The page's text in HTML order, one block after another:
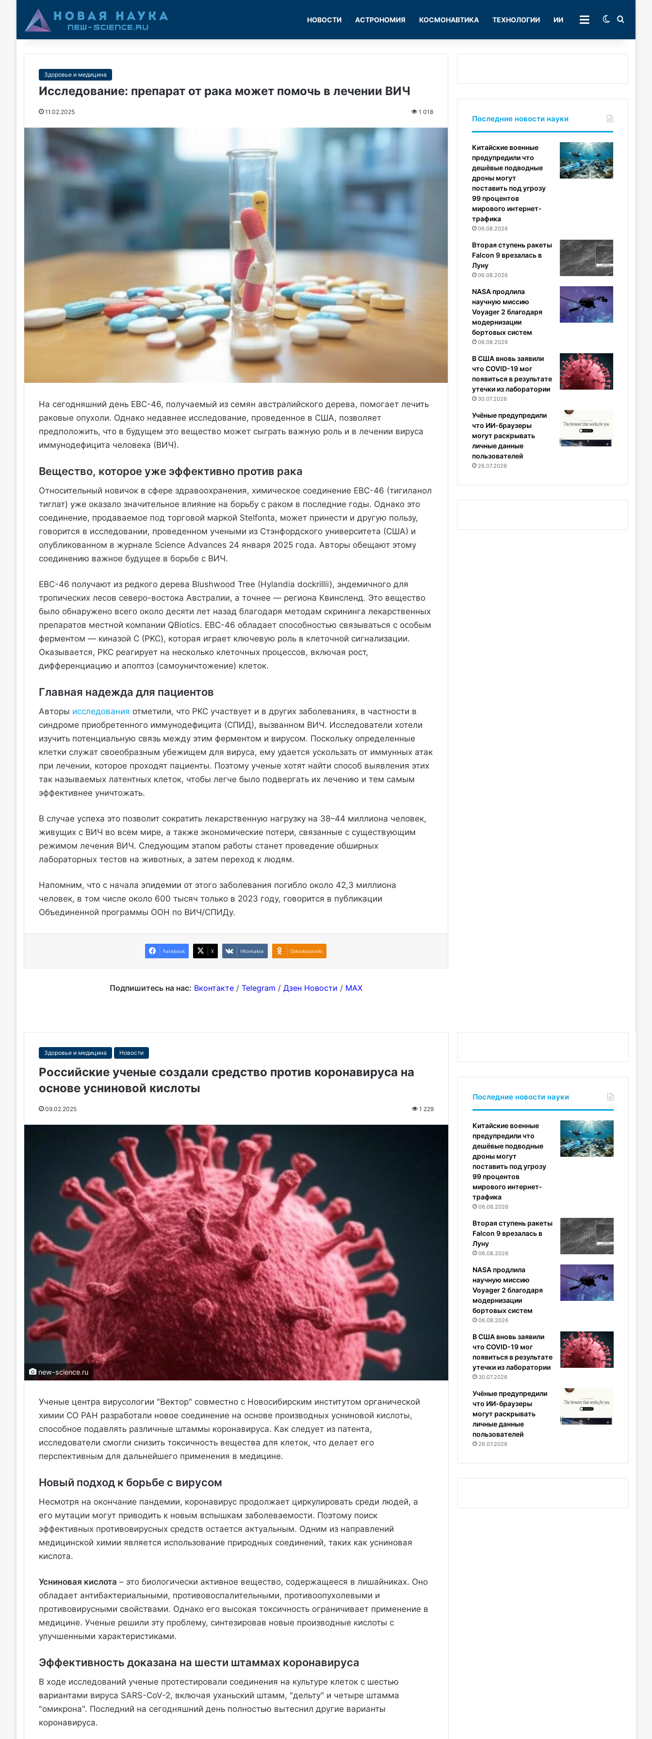
НОВОСТИ АСТРОНОМИЯ КОСМОНАВТИКА ТЕХНОЛОГИИ ИИ РУБРИКИSwitch skin
Здоровье и медицина
Исследование: препарат от рака может помочь в лечении ВИЧ
11.02.2025 1 018
На сегодняшний день EBC-46, получаемый из семян австралийского дерева, помогает лечить
раковые опухоли. Однако недавнее исследование, проведенное в США, позволяет
предположить, что в будущем это вещество может сыграть важную роль и в лечении вируса
иммунодефицита человека (ВИЧ).
Вещество, которое уже эффективно против рака
Относительный новичок в сфере здравоохранения, химическое соединение EBC-46 (тигиланол
тиглат) уже оказало значительное влияние на борьбу с раком в последние годы. Однако это
соединение, продаваемое под торговой маркой Stelfonta, может принести и другую пользу,
говорится в исследовании, проведенном учеными из Стэнфордского университета (США) и
опубликованном в журнале Science Advances 24 января 2025 года. Авторы обещают этому
соединению важное будущее в борьбе с ВИЧ.
EBC-46 получают из редкого дерева Blushwood Tree (Hylandia dockrillii), эндемичного для
тропических лесов северо-востока Австралии, а точнее — региона Квинсленд. Это вещество
было обнаружено всего около десяти лет назад благодаря методам скрининга лекарственных
препаратов местной компании QBiotics. EBC-46 обладает способностью связываться с особым
ферментом — киназой С (PKC), которая играет ключевую роль в клеточной сигнализации.
Оказывается, PKC реагирует на несколько клеточных процессов, включая рост,
дифференциацию и апоптоз (самоуничтожение) клеток.
Главная надежда для пациентов
Авторы исследования отметили, что PKC участвует и в других заболеваниях, в частности в
синдроме приобретенного иммунодефицита (СПИД), вызванном ВИЧ. Исследователи хотели
изучить потенциальную связь между этим ферментом и вирусом. Поскольку определенные
клетки служат своеобразным убежищем для вируса, ему удается ускользать от иммунных атак
при лечении, которое проходят пациенты. Поэтому ученые хотят найти способ выявления этих
так называемых латентных клеток, чтобы легче было подвергать их лечению и тем самым
эффективнее уничтожать.
В случае успеха это позволит сократить лекарственную нагрузку на 38–44 миллиона человек,
живущих с ВИЧ во всем мире, а также экономические потери, связанные с существующим
режимом лечения ВИЧ. Следующим этапом работы станет проведение обширных
лабораторных тестов на животных, а затем переход к людям.
Напомним, что с начала эпидемии от этого заболевания погибло около 42,3 миллиона
человек, в том числе около 600 тысяч только в 2023 году, говорится в публикации
Объединенной программы ООН по ВИЧ/СПИДу.
Facebook X VKontakte Odnoklassniki
Подпишитесь на нас: Вконтакте/ Telegram / Дзен Новости / MAX
Последние новости науки
Китайские военные
предупредили что
дешёвые подводные
дроны могут
поставить под угрозу
99 процентов
мирового интернет-
трафика
06.08.2026
Вторая ступень ракеты
Falcon 9 врезалась в
Луну
06.08.2026
NASA продлила
научную миссию
Voyager 2 благодаря
модернизации
бортовых систем
06.08.2026
В США вновь заявили
что COVID-19 мог
появиться в результате
утечки из лаборатории
30.07.2026
Учёные предупредили
что ИИ-браузеры
могут раскрывать
личные данные
пользователей
26.07.2026